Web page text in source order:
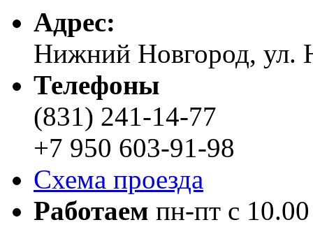
Адреc:
Нижний Новгород, ул.
Телефоны
(831) 241-14-77
+7 950 603-91-98
Схема проезда
Работаем пн-пт с